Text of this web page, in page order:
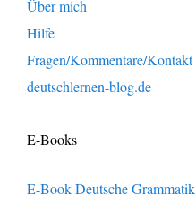
Über mich
Hilfe
Fragen/Kommentare/Kontakt
deutschlernen-blog.de
E-Books
E-Book Deutsche Grammatik